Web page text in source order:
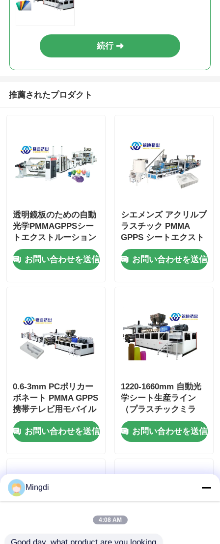
続行
推薦されたプロダクト
透明鏡板のための自動
光学PMMAGPPSシー
トエクストルーション
ライン 550kg/h
700kg/h 900kg/h
お問い合わせを送信
シエメンズ アクリルプ
ラスチック PMMA
GPPS シートエクスト
ルーションライン 光学
透明シートエクストル
ーダー
お問い合わせを送信
0.6-3mm PCポリカー
ボネート PMMA GPPS
携帯テレビ用モバイル
LCD用シートエクスト
ルーションライン
お問い合わせを送信
1220-1660mm 自動光
学シート生産ライン
（プラスチックミラ
ー、ライトパネル、
LCDパネル用）
お問い合わせを送信
Mingdi
4:08 AM